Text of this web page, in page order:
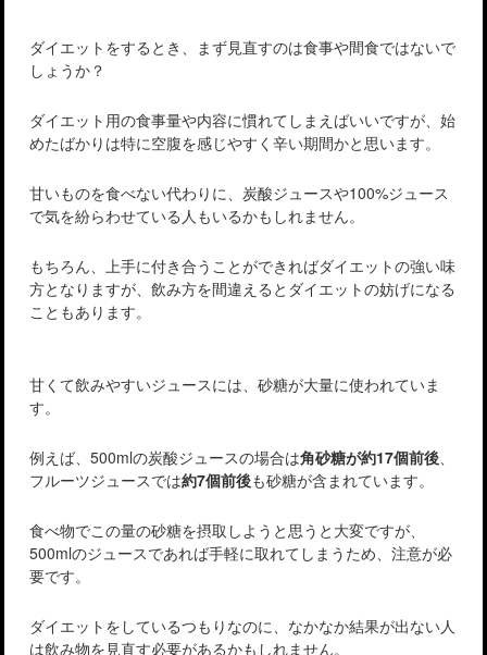
ダイエットをするとき、まず見直すのは食事や間食ではないで
しょうか？
ダイエット用の食事量や内容に慣れてしまえばいいですが、始
めたばかりは特に空腹を感じやすく辛い期間かと思います。
甘いものを食べない代わりに、炭酸ジュースや100%ジュース
で気を紛らわせている人もいるかもしれません。
もちろん、上手に付き合うことができればダイエットの強い味
方となりますが、飲み方を間違えるとダイエットの妨げになる
こともあります。
甘くて飲みやすいジュースには、砂糖が大量に使われていま
す。
例えば、500mlの炭酸ジュースの場合は角砂糖が約17個前後、
フルーツジュースでは約7個前後も砂糖が含まれています。
食べ物でこの量の砂糖を摂取しようと思うと大変ですが、
500mlのジュースであれば手軽に取れてしまうため、注意が必
要です。
ダイエットをしているつもりなのに、なかなか結果が出ない人
は飲み物を見直す必要があるかもしれません。